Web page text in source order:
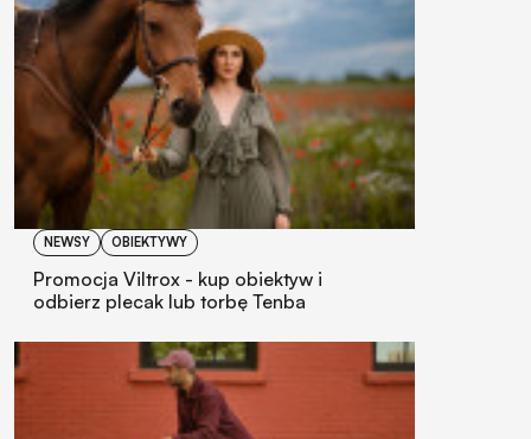
NEWSY OBIEKTYWY
Promocja Viltrox - kup obiektyw i
odbierz plecak lub torbę Tenba